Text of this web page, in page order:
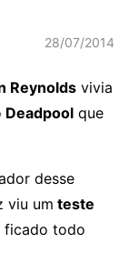
28/07/2014
Reynolds vivia
Deadpool que
desse
viu um teste
ficado todo